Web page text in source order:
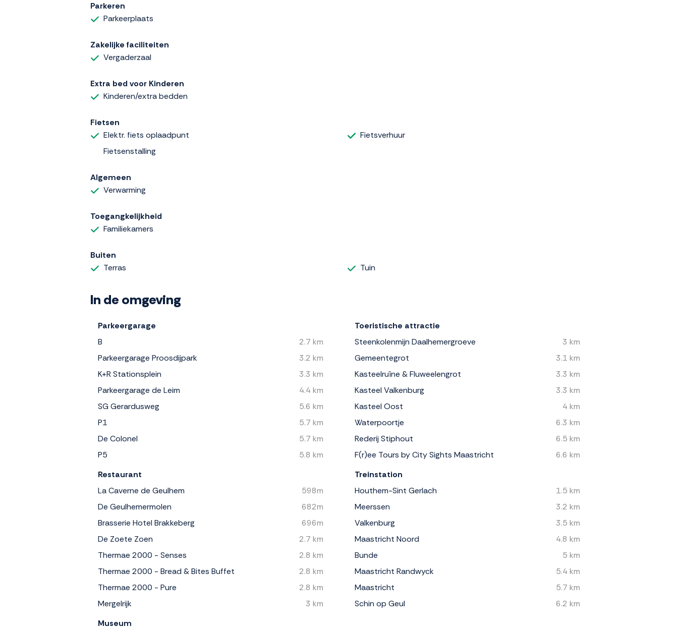
Parkeren
Parkeerplaats
Zakelijke faciliteiten
Vergaderzaal
Extra bed voor Kinderen
Kinderen/extra bedden
Fietsen
Elektr. fiets oplaadpunt
Fietsenstalling
Fietsverhuur
Algemeen
Verwarming
Toegangkelijkheid
Familiekamers
Buiten
Terras
Tuin
In de omgeving
Parkeergarage
B
2.7 km
Parkeergarage Proosdijpark
3.2 km
K+R Stationsplein
3.3 km
Parkeergarage de Leim
4.4 km
SG Gerardusweg
5.6 km
P1
5.7 km
De Colonel
5.7 km
P5
5.8 km
Restaurant
La Caverne de Geulhem
598m
De Geulhemermolen
682m
Brasserie Hotel Brakkeberg
696m
De Zoete Zoen
2.7 km
Thermae 2000 - Senses
2.8 km
Thermae 2000 - Bread & Bites Buffet
2.8 km
Thermae 2000 - Pure
2.8 km
Mergelrijk
3 km
Museum
Toeristische attractie
Steenkolenmijn Daalhemergroeve
3 km
Gemeentegrot
3.1 km
Kasteelruïne & Fluweelengrot
3.3 km
Kasteel Valkenburg
3.3 km
Kasteel Oost
4 km
Waterpoortje
6.3 km
Rederij Stiphout
6.5 km
F(r)ee Tours by City Sights Maastricht
6.6 km
Treinstation
Houthem-Sint Gerlach
1.5 km
Meerssen
3.2 km
Valkenburg
3.5 km
Maastricht Noord
4.8 km
Bunde
5 km
Maastricht Randwyck
5.4 km
Maastricht
5.7 km
Schin op Geul
6.2 km